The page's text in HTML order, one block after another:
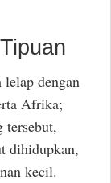
dengan
Afrika;
tersebut,
dihidupkan,
kecil.